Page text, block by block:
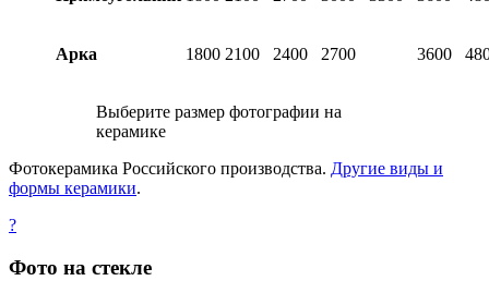
Арка 1800 2100 2400 2700 3600
Выберите размер фотографии на
керамике
Фотокерамика Российского производства. Другие виды и
формы керамики.
?
Фото на стекле